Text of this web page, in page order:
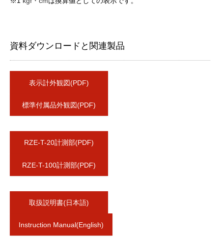
資料ダウンロードと関連製品
表示計外観図(PDF)
標準付属品外観図(PDF)
RZE-T-20計測部(PDF)
RZE-T-100計測部(PDF)
取扱説明書(日本語)
Instruction Manual(English)